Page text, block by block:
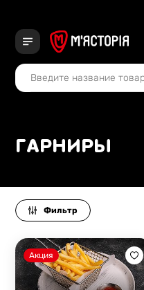
ГАРНИРЫ
Фильтр
Акция